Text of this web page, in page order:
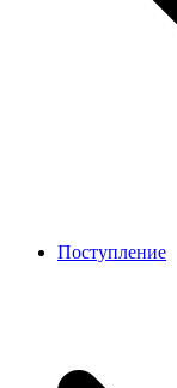
Поступление